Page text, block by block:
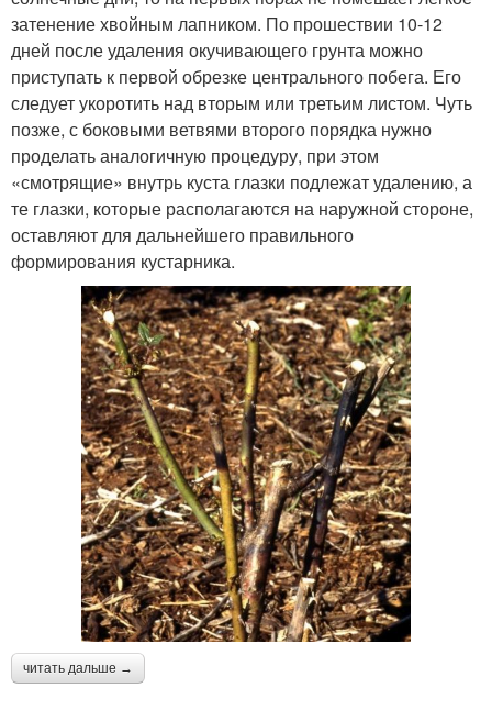
затенение хвойным лапником. По прошествии 10-12
дней после удаления окучивающего грунта можно
приступать к первой обрезке центрального побега. Его
следует укоротить над вторым или третьим листом. Чуть
позже, с боковыми ветвями второго порядка нужно
проделать аналогичную процедуру, при этом
«смотрящие» внутрь куста глазки подлежат удалению, а
те глазки, которые располагаются на наружной стороне,
оставляют для дальнейшего правильного
формирования кустарника.
читать дальше →